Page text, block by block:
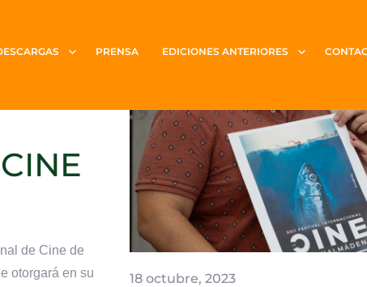
PRENSA EDICIONES ANTERIORES
de Cine de
otorgará en su
18 octubre, 2023